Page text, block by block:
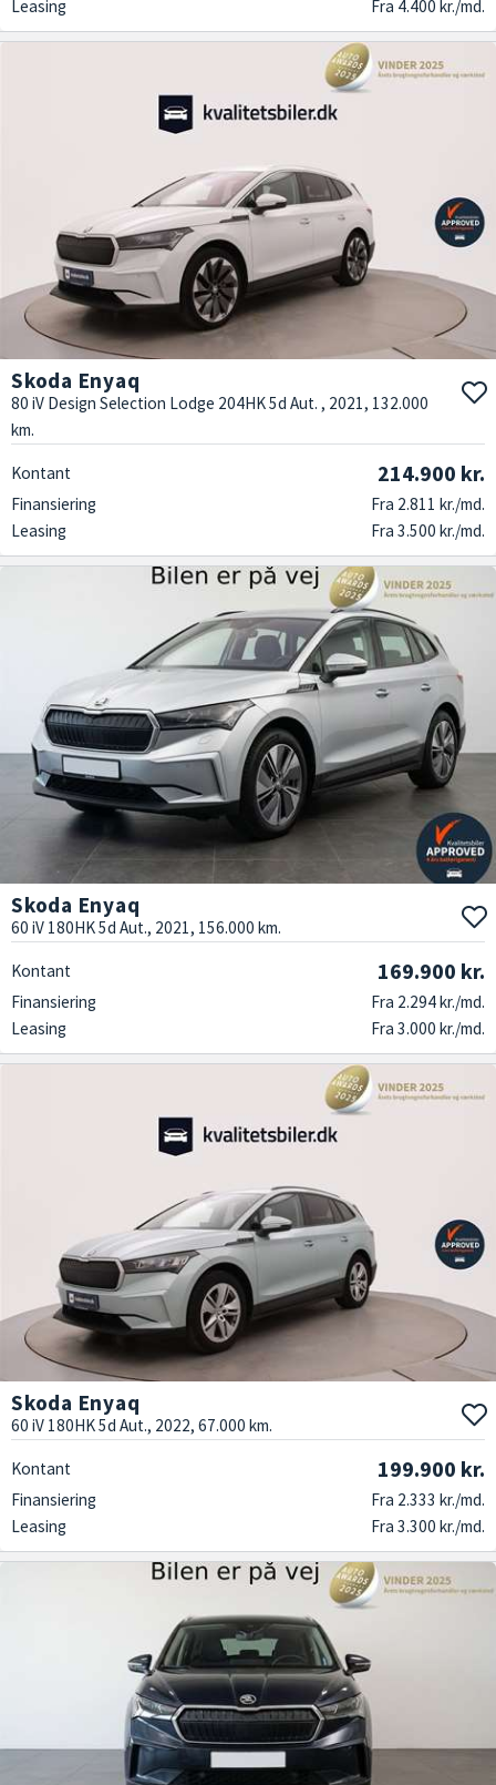
Leasing
Fra 4.400 kr./md.
Skoda Enyaq
80 iV Design Selection Lodge 204HK 5d Aut. , 2021, 132.000
km.
Kontant 214.900 kr.
Finansiering
Fra 2.811 kr./md.
Leasing
Fra 3.500 kr./md.
Skoda Enyaq
60 iV 180HK 5d Aut., 2021, 156.000 km.
Kontant 169.900 kr.
Finansiering
Fra 2.294 kr./md.
Leasing
Fra 3.000 kr./md.
Skoda Enyaq
60 iV 180HK 5d Aut., 2022, 67.000 km.
Kontant 199.900 kr.
Finansiering
Fra 2.333 kr./md.
Leasing
Fra 3.300 kr./md.